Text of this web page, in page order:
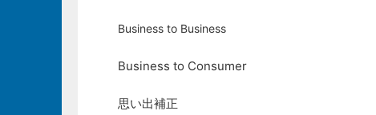
Business to Business
Business to Consumer
思い出補正